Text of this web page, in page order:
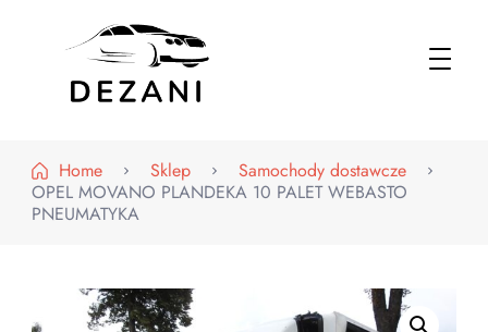
Home
Sklep
Samochody dostawcze
OPEL MOVANO PLANDEKA 10 PALET WEBASTO
PNEUMATYKA